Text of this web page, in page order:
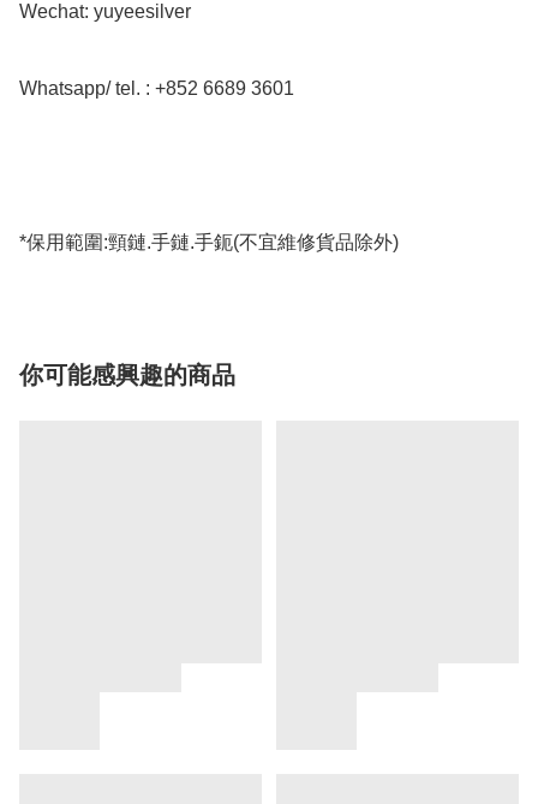
Wechat: yuyeesilver
Whatsapp/ tel. : +852 6689 3601
*保用範圍:頸鏈.手鏈.手鈪(不宜維修貨品除外)
你可能感興趣的商品